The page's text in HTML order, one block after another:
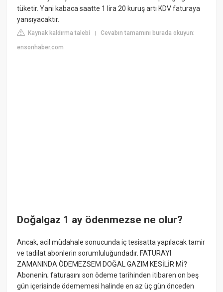
tüketir. Yani kabaca saatte 1 lira 20 kuruş artı KDV faturaya
yansıyacaktır.
Kaynak kaldırma talebi |Cevabın tamamını burada okuyun:
ensonhaber.com
Doğalgaz 1 ay ödenmezse ne olur?
Ancak, acil müdahale sonucunda iç tesisatta yapılacak tamir
ve tadilat abonlerin sorumluluğundadır. FATURAYI
ZAMANINDA ÖDEMEZSEM DOĞAL GAZIM KESİLİR Mİ?
Abonenin; faturasını son ödeme tarihinden itibaren on beş
gün içerisinde ödememesi halinde en az üç gün önceden